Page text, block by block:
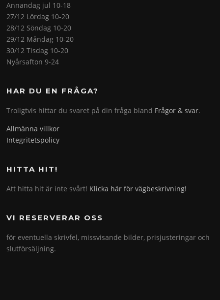
Annandag jul 10-18
27/12 Lördag 10-20
28/12 Söndag 10-20
29/12 Måndag 10-20
30/12 Tisdag 10-20
Nyårsafton 9-24
HAR DU EN FRÅGA?
Troligtvis hittar du svaret på din fråga bland Frågor & svar.
Allmänna villkor
Integritetspolicy
HITTA HIT!
Att hitta hit är inte svårt! Klicka här för vägbeskrivning!
VI RESERVERAR OSS
för eventuella skrivfel, missvisande bilder, prisjusteringar och
slutförsäljning.